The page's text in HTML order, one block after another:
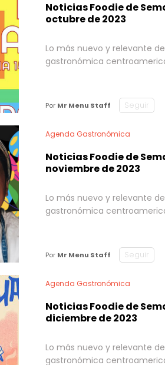
Noticias Foodie de
octubre de 2023
Lo más nuevo y relevante
gastronómica
Por Mr Menu Staff Seguir
Agenda Gastronómica
Noticias Foodie de
noviembre de 2023
Lo más nuevo y relevante
gastronómica
Por Mr Menu Staff Seguir
Agenda Gastronómica
Noticias Foodie de
diciembre de 2023
Lo más nuevo y relevante
gastronómica